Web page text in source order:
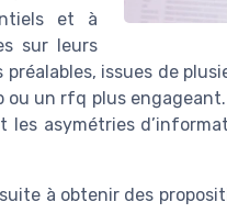
et à
sur leurs
issues de
un rfq plus
asymétries
à obtenir des